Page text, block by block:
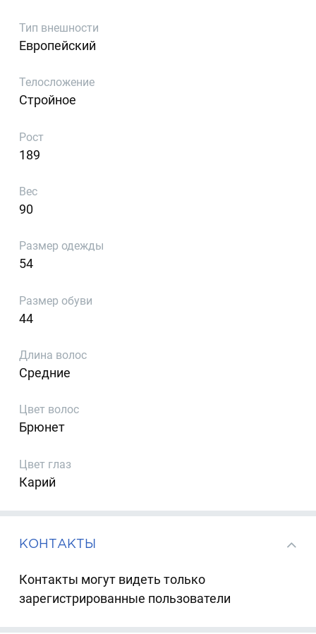
Тип внешности
Европейский
Телосложение
Стройное
Рост
189
Вес
90
Размер одежды
54
Размер обуви
44
Длина волос
Средние
Цвет волос
Брюнет
Цвет глаз
Карий
КОНТАКТЫ
Контакты могут видеть только
зарегистрированные пользователи